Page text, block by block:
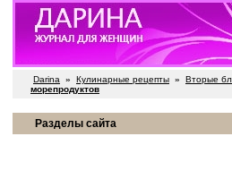
Darina » Кулинарные рецепты » Вторые
морепродуктов
Разделы сайта